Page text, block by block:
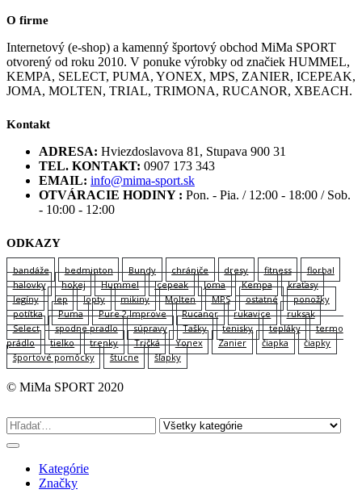
O firme
Internetový (e-shop) a kamenný športový obchod MiMa SPORT
otvorený od roku 2010. V ponuke výrobky od značiek HUMMEL,
KEMPA, SELECT, PUMA, YONEX, MPS, ZANIER, ICEPEAK,
JOMA, MOLTEN, TRIAL, TRIMONA, RUCANOR, XBEACH.
Kontakt
ADRESA: Hviezdoslavova 81, Stupava 900 31
TEL. KONTAKT: 0907 173 343
EMAIL: info@mima-sport.sk
OTVÁRACIE HODINY : Pon. - Pia. / 12:00 - 18:00 / Sob.
- 10:00 - 12:00
ODKAZY
bandáže bedminton Bundy chrániče dresy fitness
florbal
halovky
hokej Hummel Icepeak Joma Kempa
kraťasy
legíny
lep lopty mikiny Molten MPS ostatné
ponožky
potítka
Puma Pure 2 Improve Rucanor rukavice
ruksak
Select
spodne pradlo súpravy Tašky tenisky tepláky
termo
prádlo
tielko trenky Tričká Yonex Zanier čiapka
čiapky
športové pomôcky
štucne šľapky
© MiMa SPORT 2020
Kategórie
Značky